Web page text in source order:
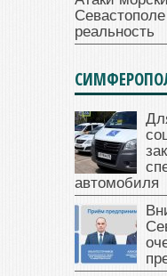
реальность
автомобиля